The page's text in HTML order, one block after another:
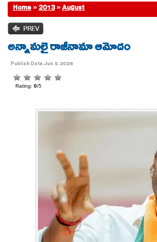
Home»2013»August
అన్నామలై రాజీనామా ఆమోదం
Publish Date:Jun 5, 2026